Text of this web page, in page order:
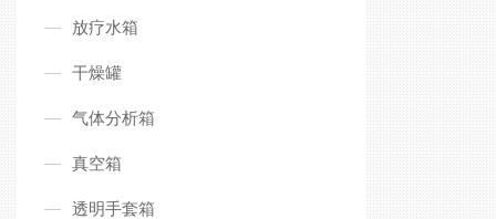
放疗水箱
干燥罐
气体分析箱
真空箱
透明手套箱